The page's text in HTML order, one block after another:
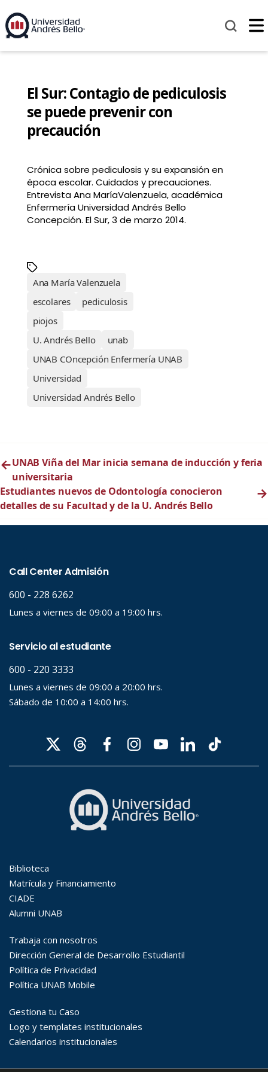
El Sur: Contagio de pediculosis
se puede prevenir con
precaución
Crónica sobre pediculosis y su expansión en
época escolar. Cuidados y precauciones.
Entrevista Ana MaríaValenzuela, académica
Enfermería Universidad Andrés Bello
Concepción. El Sur, 3 de marzo 2014.
Ana María Valenzuela
escolares
pediculosis
piojos
U. Andrés Bello
unab
UNAB COncepción Enfermería UNAB
Universidad
Universidad Andrés Bello
←UNAB Viña del Mar inicia semana de inducción y feria
universitaria
Estudiantes nuevos de Odontología conocieron
detalles de su Facultad y de la U. Andrés Bello
→